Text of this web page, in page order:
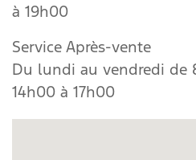
à 19h00
Service Après-vente
Du lundi au vendredi de
14h00 à 17h00